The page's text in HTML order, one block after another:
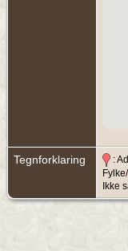
Tegnforklaring :
Ikke